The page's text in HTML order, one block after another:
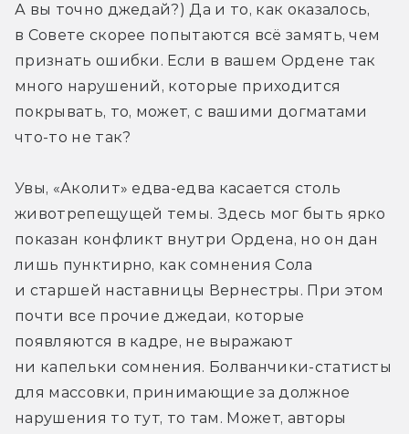
А вы точно джедай?) Да и то, как оказалось,
в Совете скорее попытаются всё замять, чем
признать ошибки. Если в вашем Ордене так
много нарушений, которые приходится
покрывать, то, может, с вашими догматами
что-то не так?
Увы, «Аколит» едва-едва касается столь
животрепещущей темы. Здесь мог быть ярко
показан конфликт внутри Ордена, но он дан
лишь пунктирно, как сомнения Сола
и старшей наставницы Вернестры. При этом
почти все прочие джедаи, которые
появляются в кадре, не выражают
ни капельки сомнения. Болванчики-статисты
для массовки, принимающие за должное
нарушения то тут, то там. Может, авторы